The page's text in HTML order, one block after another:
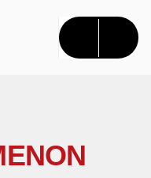
CONTENU